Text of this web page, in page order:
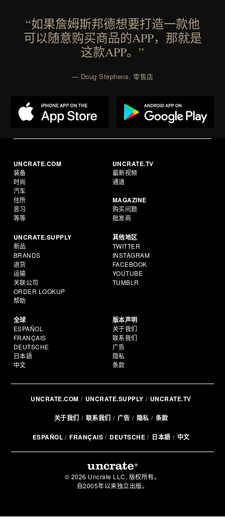
“如果詹姆斯邦德想要打造一款他
可以随意购买商品的APP，那就是
这款APP。”
— Doug Stephens, 零售店
UNCRATE.COM
装备
时尚
汽车
住所
恶习
等等
UNCRATE.TV
最新视频
通道
MAGAZINE
购买问题
批发商
UNCRATE.SUPPLY
新品
BRANDS
退货
运输
关联公司
ORDER LOOKUP
帮助
其他地区
TWITTER
INSTAGRAM
FACEBOOK
YOUTUBE
TUMBLR
全球
ESPAÑOL
FRANÇAIS
DEUTSCHE
日本語
中文
版本声明
关于我们
联系我们
广告
隐私
条款
UNCRATE.COM UNCRATE.SUPPLY UNCRATE.TV
关于我们 联系我们 广告 隐私 条款
ESPAÑOL FRANÇAIS DEUTSCHE 日本語 中文
© 2026 Uncrate LLC. 版权所有。
自2005年以来独立出版。